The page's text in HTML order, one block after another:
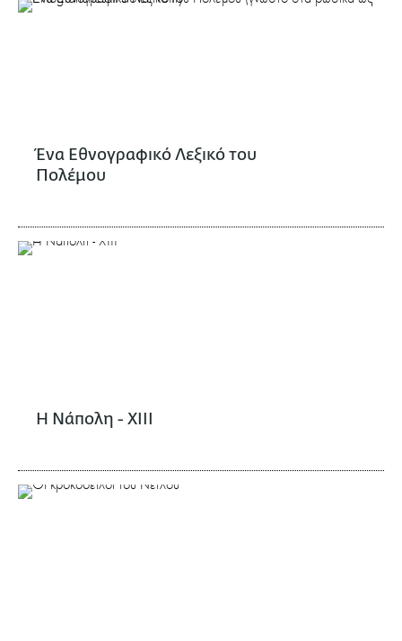
Ένα Εθνογραφικό Λεξικό του
Πολέμου
Η Νάπολη - XIII